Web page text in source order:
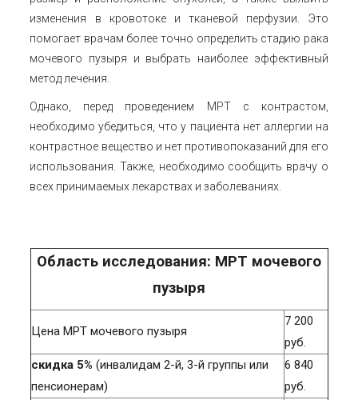
изменения в кровотоке и тканевой перфузии. Это
помогает врачам более точно определить стадию рака
мочевого пузыря и выбрать наиболее эффективный
метод лечения.
Однако, перед проведением МРТ с контрастом,
необходимо убедиться, что у пациента нет аллергии на
контрастное вещество и нет противопоказаний для его
использования. Также, необходимо сообщить врачу о
всех принимаемых лекарствах и заболеваниях.
Область исследования: МРТ мочевого
пузыря
Цена МРТ мочевого пузыря
7 200
руб.
скидка 5% (инвалидам 2-й, 3-й группы или
пенсионерам)
6 840
руб.